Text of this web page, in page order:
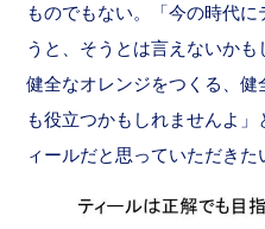
ものでもない。「今の時代
うと、そうとは言えないかも
健全なオレンジをつくる、
も役立つかもしれませんよ
ィールだと思っていただきた